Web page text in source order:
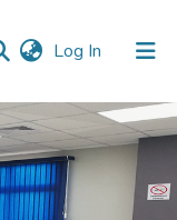
Log In (current)